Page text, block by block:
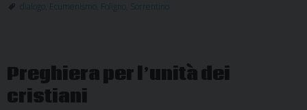
dialogo Ecumenismo Foligno Sorrentino
Preghiera per l’unità dei
cristiani